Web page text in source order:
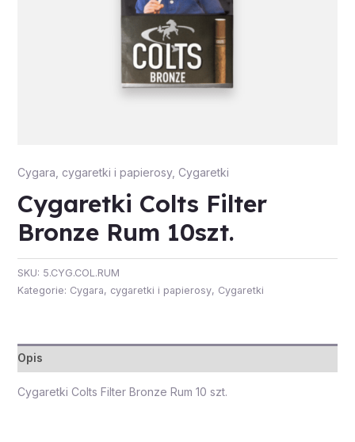
Cygara, cygaretki i papierosy, Cygaretki
Cygaretki Colts Filter
Bronze Rum 10szt.
SKU: 5.CYG.COL.RUM
Kategorie: Cygara, cygaretki i papierosy, Cygaretki
Opis
Cygaretki Colts Filter Bronze Rum 10 szt.